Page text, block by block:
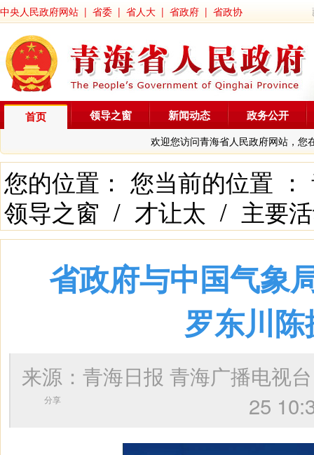
中央人民政府网站 | 省委 | 省人大 | 省政府 | 省政协
首页
欢迎您访问青海省人民政府网站，您
领导之窗 新闻动态 政务公开
您的位置： 您当前的位置 ：
领导之窗 / 才让太 / 主要
省政府与中国气象
罗东川
来源：青海日报 青海广播电
25
分享